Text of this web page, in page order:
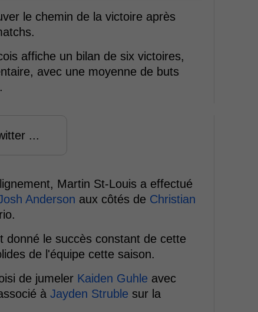
le chemin de la victoire après
affiche un bilan de six victoires,
avec une moyenne de buts
...
Martin St-Louis a effectué
Anderson aux côtés de Christian
donné le succès constant de cette
de l'équipe cette saison.
de jumeler Kaiden Guhle avec
à Jayden Struble sur la